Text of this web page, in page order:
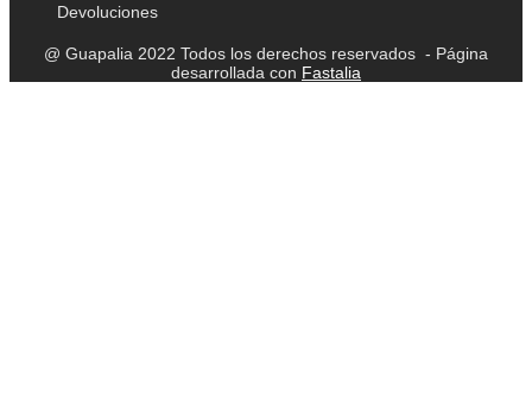
Devoluciones
@ Guapalia 2022 Todos los derechos reservados - Página
desarrollada con Fastalia